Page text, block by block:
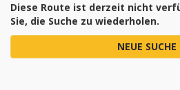
Diese Route ist derzeit nicht
Sie, die Suche zu wiederholen.
NEUE SUCHE